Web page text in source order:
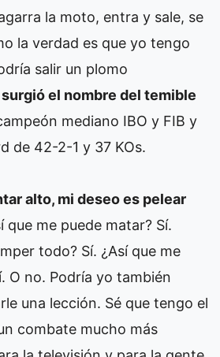
la moto, entra y sale, se
la verdad es que yo tengo
salir un plomo
el nombre del temible
mediano IBO y FIB y
de 42-2-1 y 37 KOs.
alto, mi deseo es pelear
que me puede matar? Sí.
todo? Sí. ¿Así que me
O no. Podría yo también
una lección. Sé que tengo el
combate mucho más